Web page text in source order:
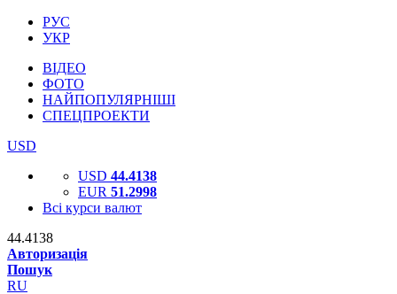
РУС
УКР
ВІДЕО
ФОТО
НАЙПОПУЛЯРНІШІ
СПЕЦПРОЕКТИ
USD
USD 44.4138
EUR 51.2998
Всі курси валют
44.4138
Авторизація
Пошук
RU